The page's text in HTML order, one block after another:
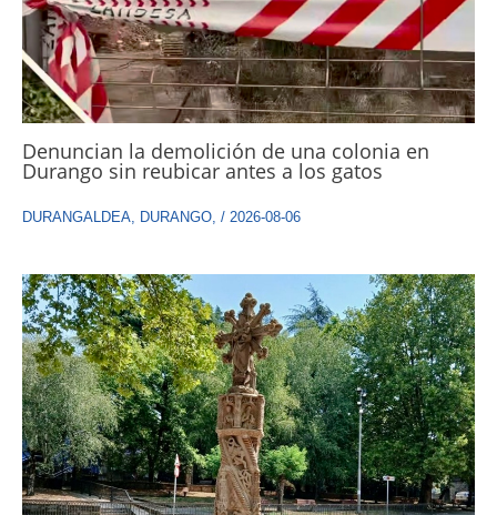
Denuncian la demolición de una colonia en
Durango sin reubicar antes a los gatos
DURANGALDEA, DURANGO, / 2026-08-06